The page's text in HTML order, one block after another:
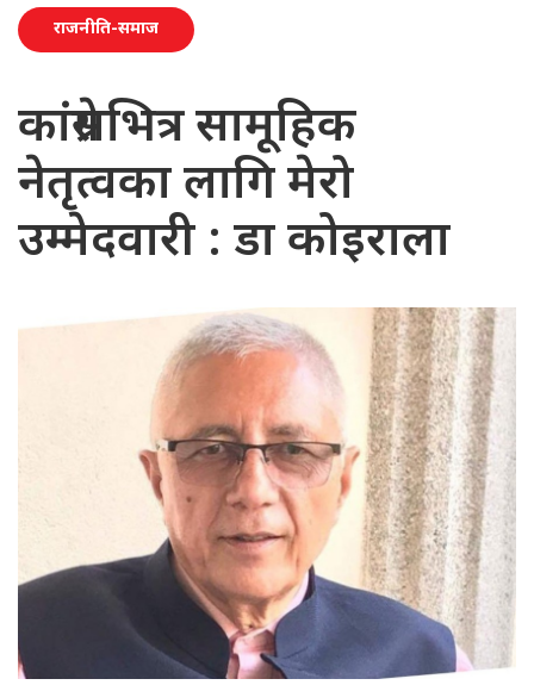
राजनीति-समाज
कांग्रेसभित्र सामूहिक
नेतृत्वका लागि मेरो
उम्मेदवारी : डा कोइराला